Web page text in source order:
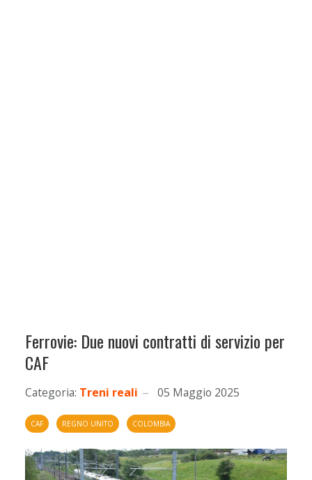
Ferrovie: Due nuovi contratti di servizio per
CAF
Categoria: Treni reali 05 Maggio 2025
CAF REGNO UNITO COLOMBIA